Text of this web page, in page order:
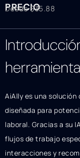
PRECIO
Desde $35.88
herramienta
AiAlly es una
diseñada para
laboral. Gracias a su
flujos de trabajo
interacciones y